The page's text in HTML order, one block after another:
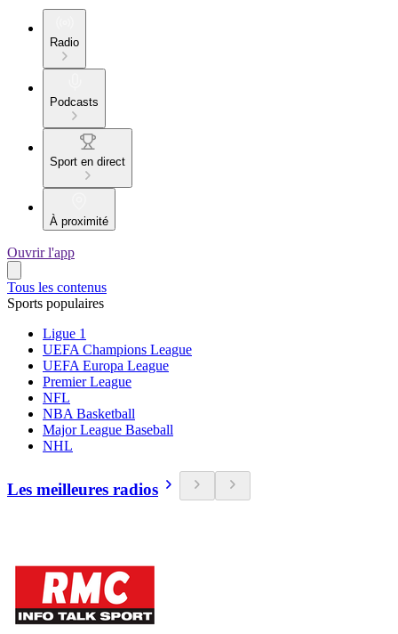
Radio
Podcasts
Sport en direct
À proximité
Ouvrir l'app
Tous les contenus
Sports populaires
Ligue 1
UEFA Champions League
UEFA Europa League
Premier League
NFL
NBA Basketball
Major League Baseball
NHL
Les meilleures radios